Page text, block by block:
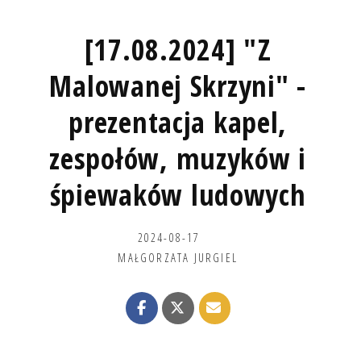
[17.08.2024] "Z
Malowanej Skrzyni" -
prezentacja kapel,
zespołów, muzyków i
śpiewaków ludowych
2024-08-17
MAŁGORZATA JURGIEL